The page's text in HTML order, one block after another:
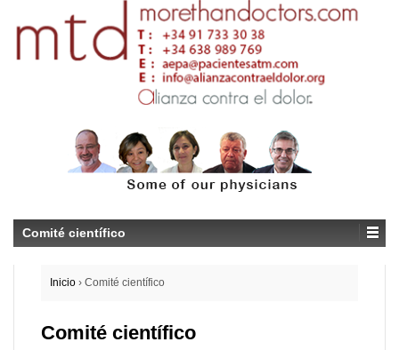
Comité científico
Inicio › Comité científico
Comité científico